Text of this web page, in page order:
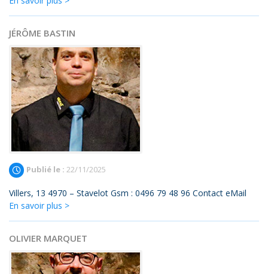
JÉRÔME BASTIN
Publié le : 22/11/2025
Villers, 13 4970 – Stavelot Gsm : 0496 79 48 96 Contact eMail
En savoir plus >
OLIVIER MARQUET